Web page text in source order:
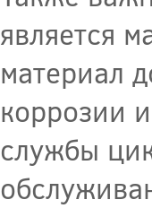
является
материал
коррозии
службы